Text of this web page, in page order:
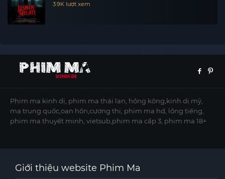
3.9K lượt xem
Phim ma kinh dị, phim ma thái lan, hồng kông,kinh dị mỹ,
ma trung quốc,oan hồn,cương thi, phim ma hd, lồng tiếng,
phim ma thuyết minh, vietsub,phim ma cấp 3, phim ma 18+
Giới thiệu website Phim Ma